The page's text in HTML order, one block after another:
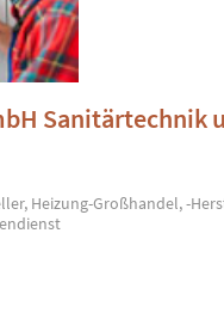
Sanitärtechnik
Heizung-Großhandel, -